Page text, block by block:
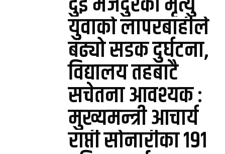
युवाको लापरबाहीले
बढ्यो सडक दुर्घटना,
विद्यालय तहबाटै
सचेतना आवश्यक :
मुख्यमन्त्री आचार्य
राप्ती सोनारीका १९१